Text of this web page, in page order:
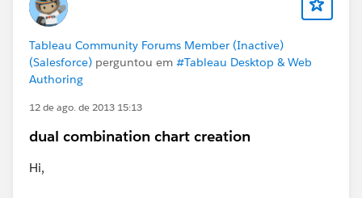
Tableau Community Forums Member (Inactive)
(Salesforce) perguntou em #Tableau Desktop & Web
Authoring
12 de ago. de 2013 15:13
dual combination chart creation
Hi,